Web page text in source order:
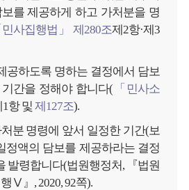
를 제공하게 하고 가처분을 명
민사집행법」 제280조제2항·제3
공하도록 명하는 결정에서 담보
간을 정해야 합니다( 「민사소
항 및 제127조).
분 명령에 앞서 일정한 기간(보
정액의 담보를 제공하라는 결정
발령합니다(법원행정처, 『법원
Ⅴ』, 2020, 92쪽).